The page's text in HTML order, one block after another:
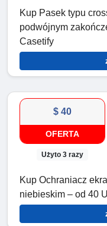
Kup Pasek typu
podwójnym
Casetify
$ 40
OFERTA
Użyto 3 razy
Kup Ochraniacz
niebieskim – od 40